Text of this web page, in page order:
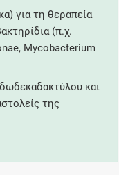
για τη θεραπεία
(π.χ.
Mycobacterium
και
της